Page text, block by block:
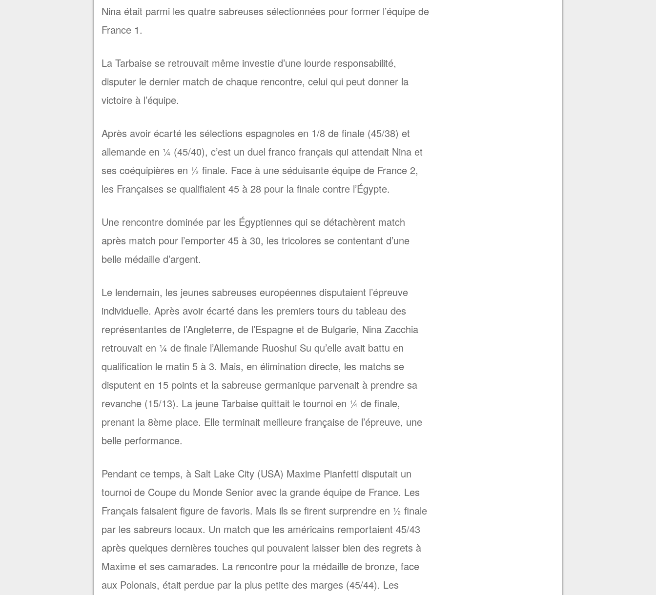
Nina était parmi les quatre sabreuses sélectionnées pour former l’équipe de
France 1.
La Tarbaise se retrouvait même investie d’une lourde responsabilité,
disputer le dernier match de chaque rencontre, celui qui peut donner la
victoire à l’équipe.
Après avoir écarté les sélections espagnoles en 1/8 de finale (45/38) et
allemande en ¼ (45/40), c’est un duel franco français qui attendait Nina et
ses coéquipières en ½ finale. Face à une séduisante équipe de France 2,
les Françaises se qualifiaient 45 à 28 pour la finale contre l’Égypte.
Une rencontre dominée par les Égyptiennes qui se détachèrent match
après match pour l’emporter 45 à 30, les tricolores se contentant d’une
belle médaille d’argent.
Le lendemain, les jeunes sabreuses européennes disputaient l’épreuve
individuelle. Après avoir écarté dans les premiers tours du tableau des
représentantes de l’Angleterre, de l’Espagne et de Bulgarie, Nina Zacchia
retrouvait en ¼ de finale l’Allemande Ruoshui Su qu’elle avait battu en
qualification le matin 5 à 3. Mais, en élimination directe, les matchs se
disputent en 15 points et la sabreuse germanique parvenait à prendre sa
revanche (15/13). La jeune Tarbaise quittait le tournoi en ¼ de finale,
prenant la 8ème place. Elle terminait meilleure française de l’épreuve, une
belle performance.
Pendant ce temps, à Salt Lake City (USA) Maxime Pianfetti disputait un
tournoi de Coupe du Monde Senior avec la grande équipe de France. Les
Français faisaient figure de favoris. Mais ils se firent surprendre en ½ finale
par les sabreurs locaux. Un match que les américains remportaient 45/43
après quelques dernières touches qui pouvaient laisser bien des regrets à
Maxime et ses camarades. La rencontre pour la médaille de bronze, face
aux Polonais, était perdue par la plus petite des marges (45/44). Les